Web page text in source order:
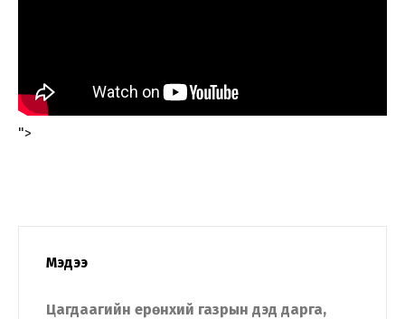
">
Мэдээ
Цагдаагийн ерөнхий газрын дэд дарга,